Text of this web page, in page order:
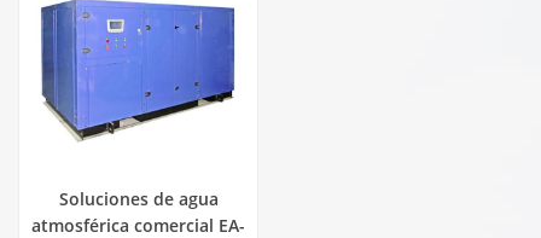
Soluciones de agua
atmosférica comercial EA-